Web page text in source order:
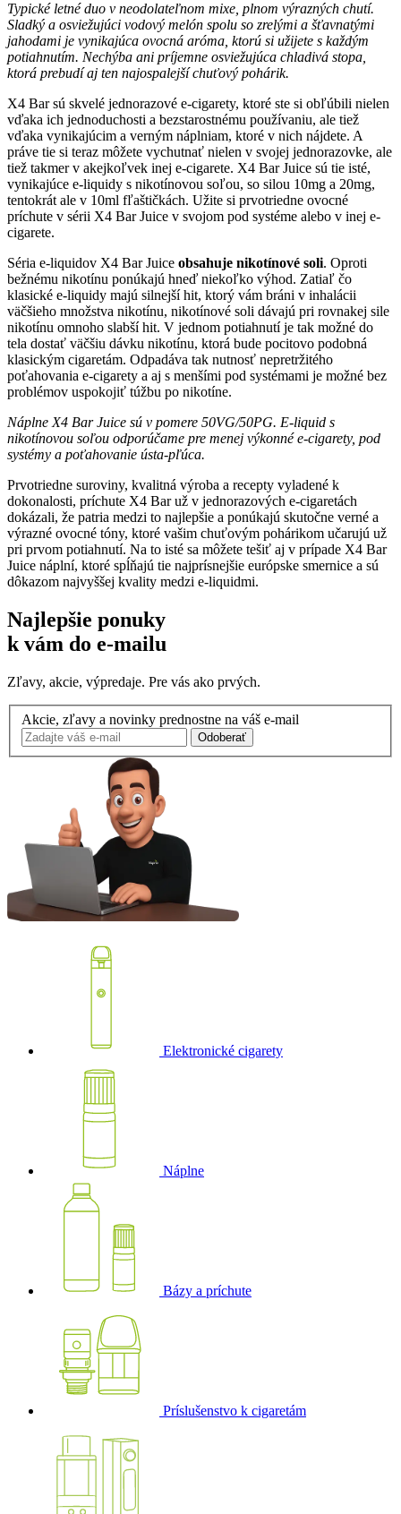
Typické letné duo v neodolateľnom mixe, plnom výrazných chutí.
Sladký a osviežujúci vodový melón spolu so zrelými a šťavnatými
jahodami je vynikajúca ovocná aróma, ktorú si užijete s každým
potiahnutím. Nechýba ani príjemne osviežujúca chladivá stopa,
ktorá prebudí aj ten najospalejší chuťový pohárik.
X4 Bar sú skvelé jednorazové e-cigarety, ktoré ste si obľúbili nielen
vďaka ich jednoduchosti a bezstarostnému používaniu, ale tiež
vďaka vynikajúcim a verným náplniam, ktoré v nich nájdete. A
práve tie si teraz môžete vychutnať nielen v svojej jednorazovke, ale
tiež takmer v akejkoľvek inej e-cigarete. X4 Bar Juice sú tie isté,
vynikajúce e-liquidy s nikotínovou soľou, so silou 10mg a 20mg,
tentokrát ale v 10ml fľaštičkách. Užite si prvotriedne ovocné
príchute v sérii X4 Bar Juice v svojom pod systéme alebo v inej e-
cigarete.
Séria e-liquidov X4 Bar Juice obsahuje nikotínové soli. Oproti
bežnému nikotínu ponúkajú hneď niekoľko výhod. Zatiaľ čo
klasické e-liquidy majú silnejší hit, ktorý vám bráni v inhalácii
väčšieho množstva nikotínu, nikotínové soli dávajú pri rovnakej sile
nikotínu omnoho slabší hit. V jednom potiahnutí je tak možné do
tela dostať väčšiu dávku nikotínu, ktorá bude pocitovo podobná
klasickým cigaretám. Odpadáva tak nutnosť nepretržitého
poťahovania e-cigarety a aj s menšími pod systémami je možné bez
problémov uspokojiť túžbu po nikotíne.
Náplne X4 Bar Juice sú v pomere 50VG/50PG. E-liquid s
nikotínovou soľou odporúčame pre menej výkonné e-cigarety, pod
systémy a poťahovanie ústa-pľúca.
Prvotriedne suroviny, kvalitná výroba a recepty vyladené k
dokonalosti, príchute X4 Bar už v jednorazových e-cigaretách
dokázali, že patria medzi to najlepšie a ponúkajú skutočne verné a
výrazné ovocné tóny, ktoré vašim chuťovým pohárikom učarujú už
pri prvom potiahnutí. Na to isté sa môžete tešiť aj v prípade X4 Bar
Juice náplní, ktoré spĺňajú tie najprísnejšie európske smernice a sú
dôkazom najvyššej kvality medzi e-liquidmi.
Najlepšie ponuky
k vám do e-mailu
Zľavy, akcie, výpredaje. Pre vás ako prvých.
Akcie, zľavy a novinky prednostne na váš e-mail
Odoberať
Elektronické cigarety
Náplne
Bázy a príchute
Príslušenstvo k cigaretám